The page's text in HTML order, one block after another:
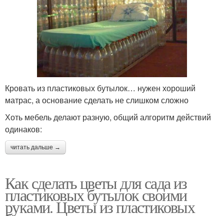
Кровать из пластиковых бутылок… нужен хороший
матрас, а основание сделать не слишком сложно
Хоть мебель делают разную, общий алгоритм действий
одинаков:
читать дальше →
Как сделать цветы для сада из
пластиковых бутылок своими
руками. Цветы из пластиковых